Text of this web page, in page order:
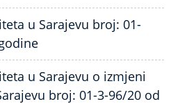
u Sarajevu broj: 01-
u Sarajevu o izmjeni
broj: 01-3-96/20 od